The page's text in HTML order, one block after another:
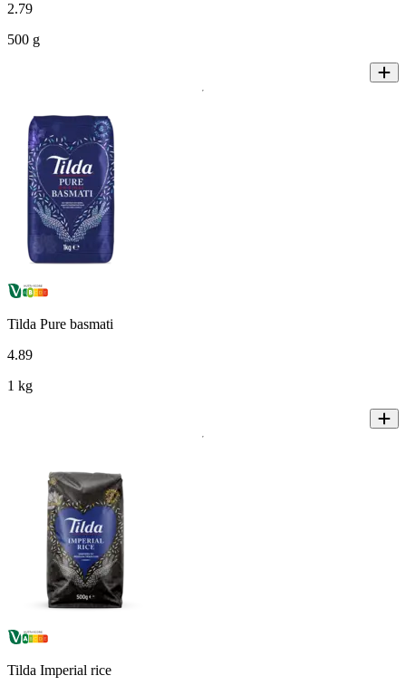
2.79
500 g
Tilda Pure basmati
4.89
1 kg
Tilda Imperial rice